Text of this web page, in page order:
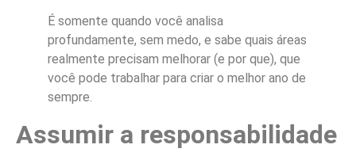
É somente quando você analisa
profundamente, sem medo, e sabe quais áreas
realmente precisam melhorar (e por que), que
você pode trabalhar para criar o melhor ano de
sempre.
Assumir a responsabilidade